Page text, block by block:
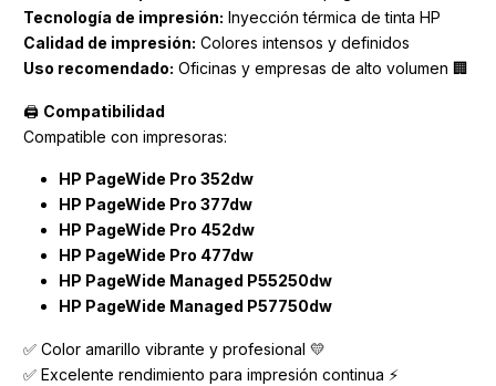
Tecnología de impresión: Inyección térmica de tinta HP
Calidad de impresión: Colores intensos y definidos
Uso recomendado: Oficinas y empresas de alto volumen 🏢
🖨️ Compatibilidad
Compatible con impresoras:
HP PageWide Pro 352dw
HP PageWide Pro 377dw
HP PageWide Pro 452dw
HP PageWide Pro 477dw
HP PageWide Managed P55250dw
HP PageWide Managed P57750dw
✅ Color amarillo vibrante y profesional 💛
✅ Excelente rendimiento para impresión continua ⚡